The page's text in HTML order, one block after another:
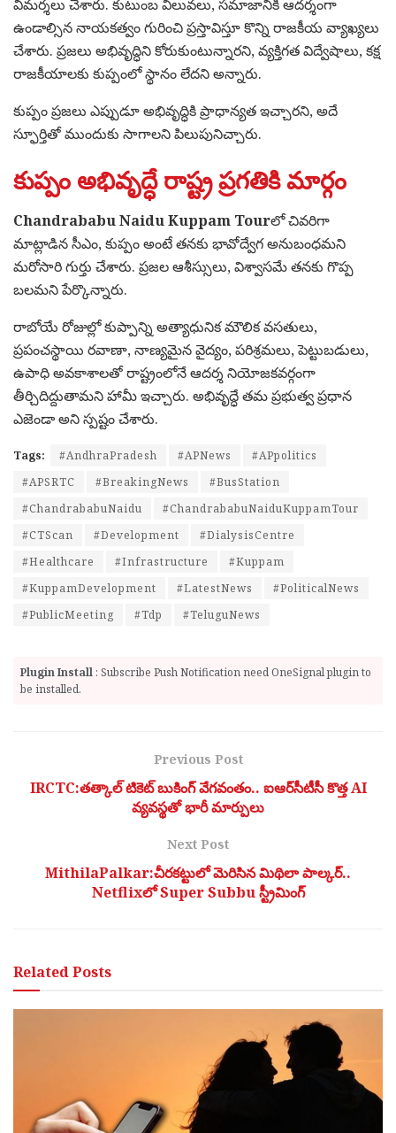
విమర్శలు చేశారు. కుటుంబ విలువలు, సమాజానికి ఆదర్శంగా
ఉండాల్సిన నాయకత్వం గురించి ప్రస్తావిస్తూ కొన్ని రాజకీయ వ్యాఖ్యలు
చేశారు. ప్రజలు అభివృద్ధిని కోరుకుంటున్నారని, వ్యక్తిగత విద్వేషాలు, కక్ష
రాజకీయాలకు కుప్పంలో స్థానం లేదని అన్నారు.
కుప్పం ప్రజలు ఎప్పుడూ అభివృద్ధికి ప్రాధాన్యత ఇచ్చారని, అదే
స్ఫూర్తితో ముందుకు సాగాలని పిలుపునిచ్చారు.
కుప్పం అభివృద్ధే రాష్ట్ర ప్రగతికి మార్గం
Chandrababu Naidu Kuppam Tourలో చివరిగా
మాట్లాడిన సీఎం, కుప్పం అంటే తనకు భావోద్వేగ అనుబంధమని
మరోసారి గుర్తు చేశారు. ప్రజల ఆశీస్సులు, విశ్వాసమే తనకు గొప్ప
బలమని పేర్కొన్నారు.
రాబోయే రోజుల్లో కుప్పాన్ని అత్యాధునిక మౌలిక వసతులు,
ప్రపంచస్థాయి రవాణా, నాణ్యమైన వైద్యం, పరిశ్రమలు, పెట్టుబడులు,
ఉపాధి అవకాశాలతో రాష్ట్రంలోనే ఆదర్శ నియోజకవర్గంగా
తీర్చిదిద్దుతామని హామీ ఇచ్చారు. అభివృద్ధే తమ ప్రభుత్వ ప్రధాన
ఎజెండా అని స్పష్టం చేశారు.
Tags: #AndhraPradesh #APNews
#APpolitics
#APSRTC
#BreakingNews
#BusStation
#ChandrababuNaidu
#ChandrababuNaiduKuppamTour
#CTScan
#Development
#DialysisCentre
#Healthcare
#Infrastructure
#Kuppam
#KuppamDevelopment
#LatestNews
#PoliticalNews
#PublicMeeting
#Tdp #TeluguNews
Plugin Install : Subscribe Push Notification need OneSignal plugin to
be installed.
Previous Post
IRCTC:తత్కాల్ టికెట్ బుకింగ్ వేగవంతం.. ఐఆర్‌సీటీసీ కొత్త AI
వ్యవస్థతో భారీ మార్పులు
Next Post
MithilaPalkar:చీరకట్టులో మెరిసిన మిథిలా పాల్కర్..
Netflixలో Super Subbu స్ట్రీమింగ్
RelatedPosts